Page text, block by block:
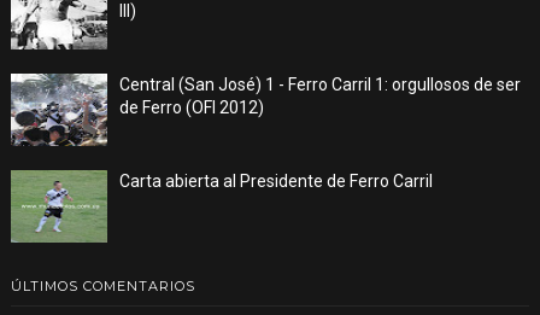
III)
Central (San José) 1 - Ferro Carril 1: orgullosos de ser
de Ferro (OFI 2012)
Carta abierta al Presidente de Ferro Carril
ÚLTIMOS COMENTARIOS